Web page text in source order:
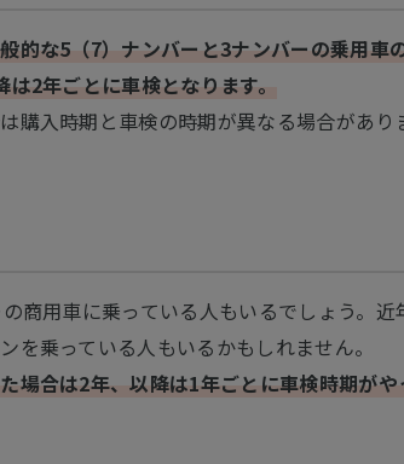
的な5（7）ナンバーと3ナンバーの乗用車
2年ごとに車検となります。
購入時期と車検の時期が異なる場合があり
商用車に乗っている人もいるでしょう。近
を乗っている人もいるかもしれません。
場合は2年、以降は1年ごとに車検時期がや